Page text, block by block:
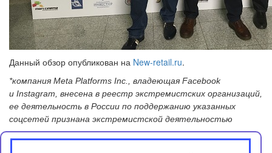
Данный обзор опубликован на New-retail.ru.
*компания Meta Platforms Inc., владеющая Facebook
и Instagram, внесена в реестр экстремистских организаций,
ее деятельность в России по поддержанию указанных
соцсетей признана экстремистской деятельностью